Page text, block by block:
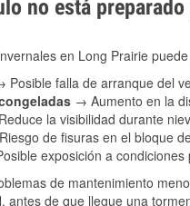
no está
en Long Prairie
Posible falla de arranque del
→ Aumento en la
la visibilidad durante
de fisuras en el bloque
exposición a
de mantenimiento
antes de que llegue una